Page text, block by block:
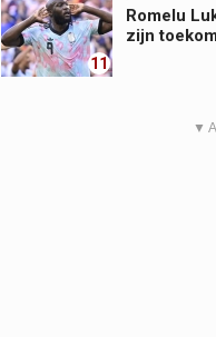
11
Romelu
zijn
▼